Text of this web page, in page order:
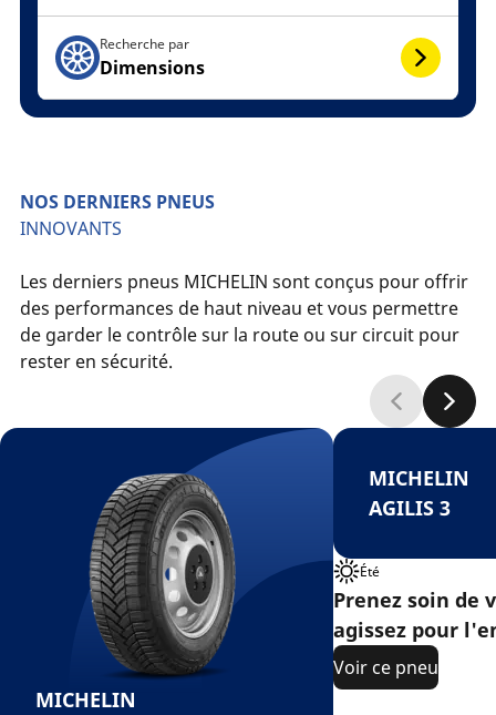
Recherche par
Dimensions
NOS DERNIERS PNEUS
INNOVANTS
Les derniers pneus MICHELIN sont conçus pour offrir
des performances de haut niveau et vous permettre
de garder le contrôle sur la route ou sur circuit pour
rester en sécurité.
MICHELIN
MICHELIN
AGILIS 3
Été
Prenez soin de
agissez pour
Voir ce pneu